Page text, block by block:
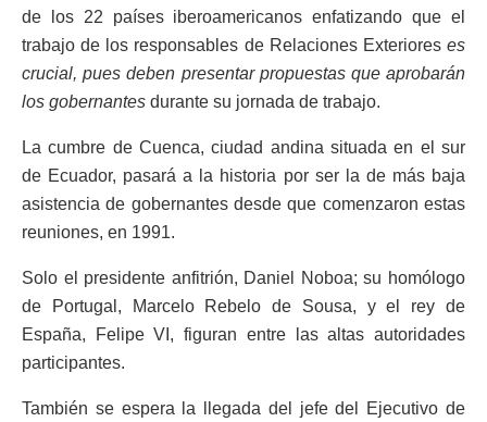
de los 22 países iberoamericanos enfatizando que el
trabajo de los responsables de Relaciones Exteriores es
crucial, pues deben presentar propuestas que aprobarán
los gobernantes durante su jornada de trabajo.
La cumbre de Cuenca, ciudad andina situada en el sur
de Ecuador, pasará a la historia por ser la de más baja
asistencia de gobernantes desde que comenzaron estas
reuniones, en 1991.
Solo el presidente anfitrión, Daniel Noboa; su homólogo
de Portugal, Marcelo Rebelo de Sousa, y el rey de
España, Felipe VI, figuran entre las altas autoridades
participantes.
También se espera la llegada del jefe del Ejecutivo de